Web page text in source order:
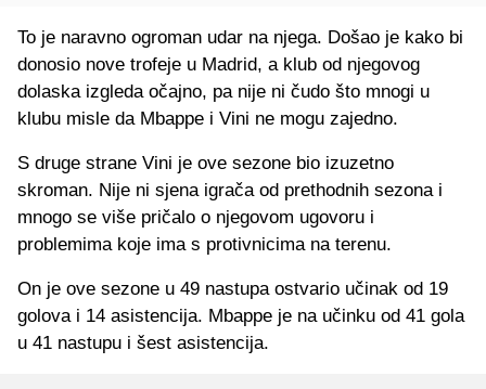
To je naravno ogroman udar na njega. Došao je kako bi
donosio nove trofeje u Madrid, a klub od njegovog
dolaska izgleda očajno, pa nije ni čudo što mnogi u
klubu misle da Mbappe i Vini ne mogu zajedno.
S druge strane Vini je ove sezone bio izuzetno
skroman. Nije ni sjena igrača od prethodnih sezona i
mnogo se više pričalo o njegovom ugovoru i
problemima koje ima s protivnicima na terenu.
On je ove sezone u 49 nastupa ostvario učinak od 19
golova i 14 asistencija. Mbappe je na učinku od 41 gola
u 41 nastupu i šest asistencija.